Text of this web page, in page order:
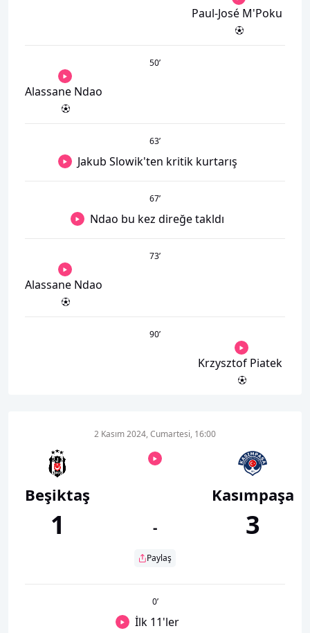
Paul-José M'Poku
50’
Alassane Ndao
63’
Jakub Slowik'ten kritik kurtarış
67’
Ndao bu kez direğe takldı
73’
Alassane Ndao
90’
Krzysztof Piatek
Beşiktaş
1
2 Kasım 2024, Cumartesi, 16:00
-
Paylaş
Kasımpaşa
3
0’
İlk 11'ler